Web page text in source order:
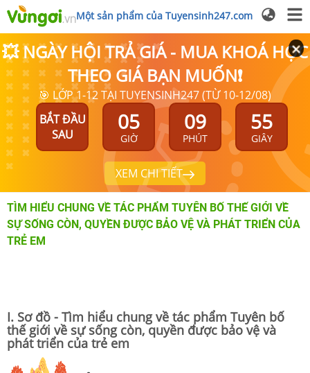
Một sản phẩm của Tuyensinh247.com
💥 NGÀY HỘI TRẢ GIÁ - MUA KHOÁ HỌC
THEO GIÁ BẠN MUỐN❗
🎯 LỚP 1-12 TẠI TUYENSINH247 (TỪ 10-12/08)
BẮT ĐẦU
SAU
05
GIỜ
09
PHÚT
54
GIÂY
XEM CHI TIẾT
TÌM HIỂU CHUNG VỀ TÁC PHẨM TUYÊN BỐ THẾ GIỚI VỀ
SỰ SỐNG CÒN, QUYỀN ĐƯỢC BẢO VỆ VÀ PHÁT TRIỂN CỦA
TRẺ EM
I. Sơ đồ - Tìm hiểu chung về tác phẩm Tuyên bố
thế giới về sự sống còn, quyền được bảo vệ và
phát triển của trẻ em